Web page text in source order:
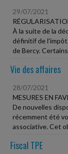
29/07/2021
À la suite de la
définitif de
de Bercy.
Vie des affaires
28/07/2021
MESURES EN
De nouvelles
récemment été
associative. Cet
Fiscal TPE